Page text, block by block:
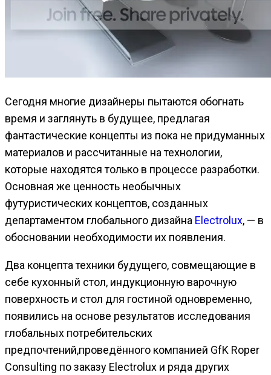
Сегодня многие дизайнеры пытаются обогнать
время и заглянуть в будущее, предлагая
фантастические концепты из пока не придуманных
материалов и рассчитанные на технологии,
которые находятся только в процессе разработки.
Основная же ценность необычных
футуристических концептов, созданных
департаментом глобального дизайна Electrolux, — в
обосновании необходимости их появления.
Два концепта техники будущего, совмещающие в
себе кухонный стол, индукционную варочную
поверхность и стол для гостиной одновременно,
появились на основе результатов исследования
глобальных потребительских
предпочтений,проведённого компанией GfK Roper
Consulting по заказу Electrolux и ряда других